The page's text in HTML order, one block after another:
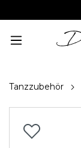
Tanzzubehör